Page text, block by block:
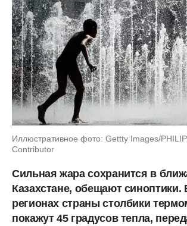
Иллюстративное фото: Gettty Images/
Contributor
Сильная жара сохранится в
Казахстане, обещают
регионах страны столбики
покажут 45 градусов тепла,